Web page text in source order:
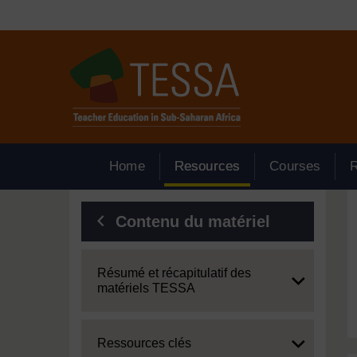
Home Resources Courses
Blocs
Contenu du matériel
Expand
Résumé et récapitulatif des
matériels TESSA
Expand
Ressources clés